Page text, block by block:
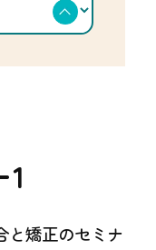
と矯正のセミナ